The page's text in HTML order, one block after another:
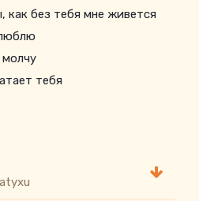
как без тебя мне живется
молчу
тебя